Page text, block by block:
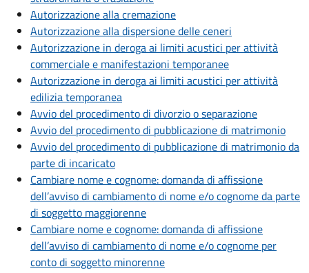
Autorizzazione alla cremazione
Autorizzazione alla dispersione delle ceneri
Autorizzazione in deroga ai limiti acustici per attività
commerciale e manifestazioni temporanee
Autorizzazione in deroga ai limiti acustici per attività
edilizia temporanea
Avvio del procedimento di divorzio o separazione
Avvio del procedimento di pubblicazione di matrimonio
Avvio del procedimento di pubblicazione di matrimonio da
parte di incaricato
Cambiare nome e cognome: domanda di affissione
dell’avviso di cambiamento di nome e/o cognome da parte
di soggetto maggiorenne
Cambiare nome e cognome: domanda di affissione
dell’avviso di cambiamento di nome e/o cognome per
conto di soggetto minorenne